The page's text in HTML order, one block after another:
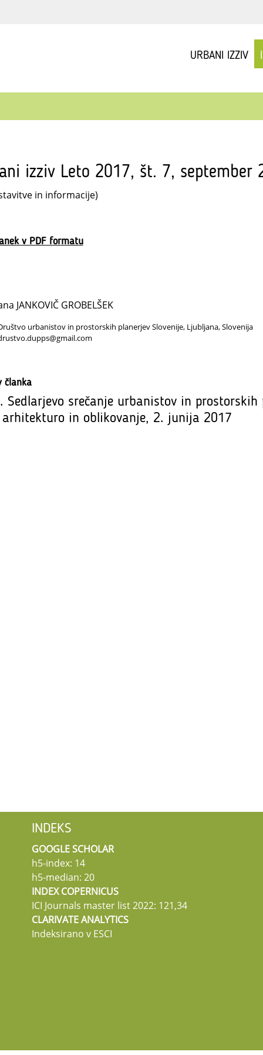
URBANI IZZIV
izziv Leto 2017, št. 7, september
in informacije)
v PDF formatu
JANKOVIČ GROBELŠEK
urbanistov in prostorskih planerjev Slovenije, Ljubljana, Slovenija
članka
Sedlarjevo srečanje urbanistov in prostorskih
arhitekturo in oblikovanje, 2. junija 2017
INDEKS
GOOGLE SCHOLAR
h5-index: 14
h5-median: 20
INDEX COPERNICUS
ICI Journals master list 2022: 121,34
CLARIVATE ANALYTICS
Indeksirano v ESCI